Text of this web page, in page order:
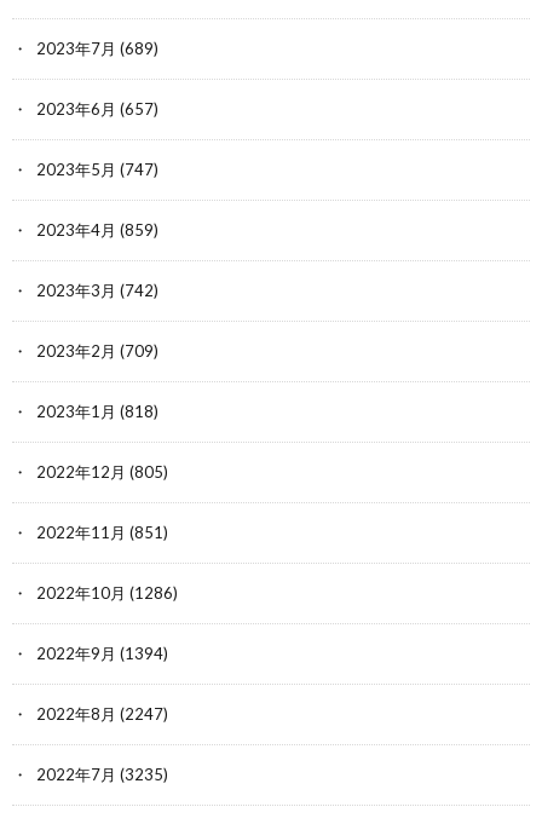
2023年7月 (689)
2023年6月 (657)
2023年5月 (747)
2023年4月 (859)
2023年3月 (742)
2023年2月 (709)
2023年1月 (818)
2022年12月 (805)
2022年11月 (851)
2022年10月 (1286)
2022年9月 (1394)
2022年8月 (2247)
2022年7月 (3235)